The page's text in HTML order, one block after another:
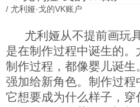
/ 尤利娅·戈的VK账户
尤利娅从不提前画玩
是在制作过程中诞生的。
制作过程，都像婴儿诞
强加给新角色。制作过
它想要成为什么样子，